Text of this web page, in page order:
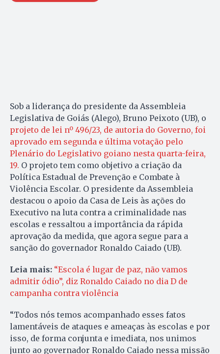
Sob a liderança do presidente da Assembleia
Legislativa de Goiás (Alego), Bruno Peixoto (UB), o
projeto de lei nº 496/23, de autoria do Governo, foi
aprovado em segunda e última votação pelo
Plenário do Legislativo goiano nesta quarta-feira,
19. O projeto tem como objetivo a criação da
Política Estadual de Prevenção e Combate à
Violência Escolar. O presidente da Assembleia
destacou o apoio da Casa de Leis às ações do
Executivo na luta contra a criminalidade nas
escolas e ressaltou a importância da rápida
aprovação da medida, que agora segue para a
sanção do governador Ronaldo Caiado (UB).
Leia mais: “Escola é lugar de paz, não vamos
admitir ódio”, diz Ronaldo Caiado no dia D de
campanha contra violência
“Todos nós temos acompanhado esses fatos
lamentáveis de ataques e ameaças às escolas e por
isso, de forma conjunta e imediata, nos unimos
junto ao governador Ronaldo Caiado nessa missão